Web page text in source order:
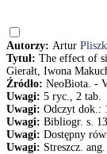
Autorzy: Artur
Tytuł: The effect of
Gierałt, Iwona
Źródło: NeoBiota. -
Uwagi: 5 ryc., 2 tab.
Uwagi: Odczyt dok.:
Uwagi: Bibliogr. s.
Uwagi: Dostępny
Uwagi: Streszcz. ang.